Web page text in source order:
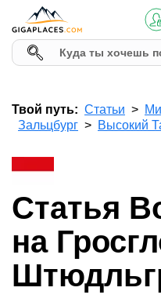
Твой путь: Статьи
Зальцбург
Высокий
Статья
на